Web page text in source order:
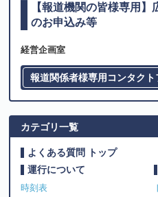
【報道機関の皆様専用
のお申込み等
経営企画室
報道関係者様専用コンタクト
カテゴリ一覧
よくある質問 トップ
運行について
時刻表